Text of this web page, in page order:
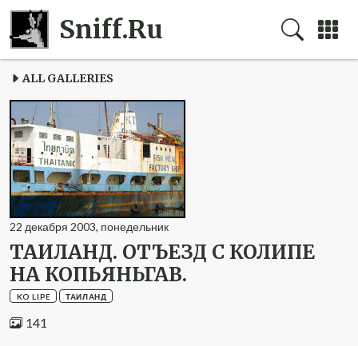
Sniff.Ru
ALL GALLERIES
22 декабря 2003, понедельник
ТАИЛАНД. ОТЪЕЗД С КОЛИПЕ
НА КОПЬЯНЬГАВ.
KO LIPE ТАИЛАНД
141